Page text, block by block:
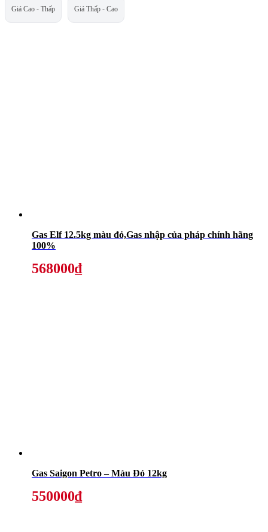
Giá Cao - Thấp Giá Thấp - Cao
Gas Elf 12.5kg màu đỏ,Gas nhập của pháp chính hãng
100%
568000₫
Gas Saigon Petro – Màu Đỏ 12kg
550000₫